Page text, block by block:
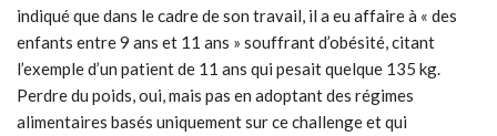
indiqué que dans le cadre de son travail, il a eu affaire à « des
enfants entre 9 ans et 11 ans » souffrant d’obésité, citant
l’exemple d’un patient de 11 ans qui pesait quelque 135 kg.
Perdre du poids, oui, mais pas en adoptant des régimes
alimentaires basés uniquement sur ce challenge et qui